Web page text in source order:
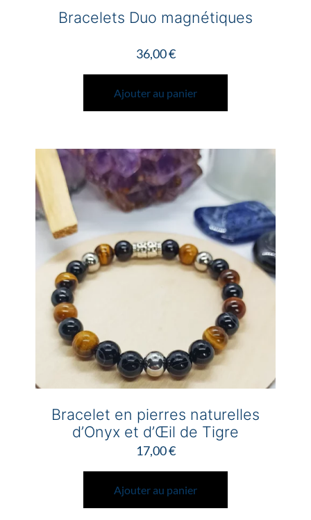
Bracelets Duo magnétiques
36,00€
Ajouter au panier
Bracelet en pierres naturelles
d’Onyx et d’Œil de Tigre
17,00€
Ajouter au panier